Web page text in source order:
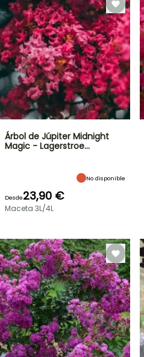
Árbol de Júpiter Midnight
Magic - Lagerstroe…
No disponible
Desde23,90 €
Maceta 3L/4L